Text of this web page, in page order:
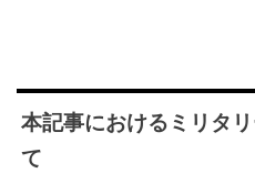
本記事におけるミリタ
て